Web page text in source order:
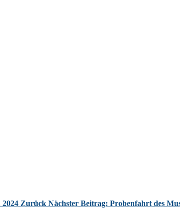
Zurück Nächster Beitrag: Probenfahrt des